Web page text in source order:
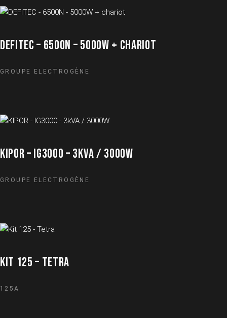
DEFITEC – 6500N – 5000W + CHARIOT
GROUPE ELECTROGÈNE
KIPOR – IG3000 – 3KVA / 3000W
GROUPE ELECTROGÈNE
KIT 125 – TETRA
125A